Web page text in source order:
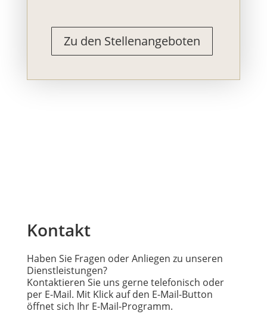
Zu den Stellenangeboten
Kontakt
Haben Sie Fragen oder Anliegen zu unseren
Dienstleistungen?
Kontaktieren Sie uns gerne telefonisch oder
per E-Mail. Mit Klick auf den E-Mail-Button
öffnet sich Ihr E-Mail-Programm.